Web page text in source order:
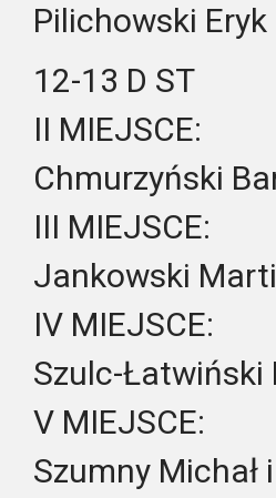
Pilichowski
12-13 D ST
II MIEJSCE:
Chmurzyński
III MIEJSCE:
Jankowski
IV MIEJSCE:
Szulc-Łatwiński
V MIEJSCE:
Szumny